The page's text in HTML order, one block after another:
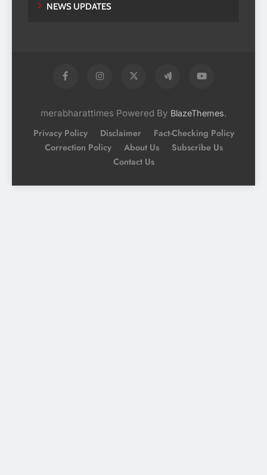
NEWS UPDATES
merabharattimes Powered By BlazeThemes.
Privacy Policy Disclaimer
Fact-Checking Policy
Correction Policy
About Us
Subscribe Us
Contact Us